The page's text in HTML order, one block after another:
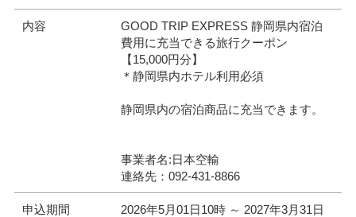
内容
GOOD TRIP EXPRESS 静岡県内宿泊
費用に充当できる旅行クーポン
【15,000円分】
＊静岡県内ホテル利用必須
静岡県内の宿泊商品に充当できます。
事業者名:日本空輸
連絡先：092-431-8866
申込期間
2026年5月01日10時 ～ 2027年3月31日